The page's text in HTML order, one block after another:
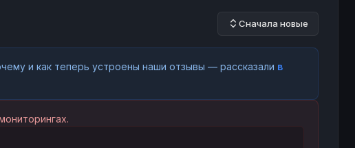
Сначала новые
и как теперь устроены наши отзывы — рассказали в